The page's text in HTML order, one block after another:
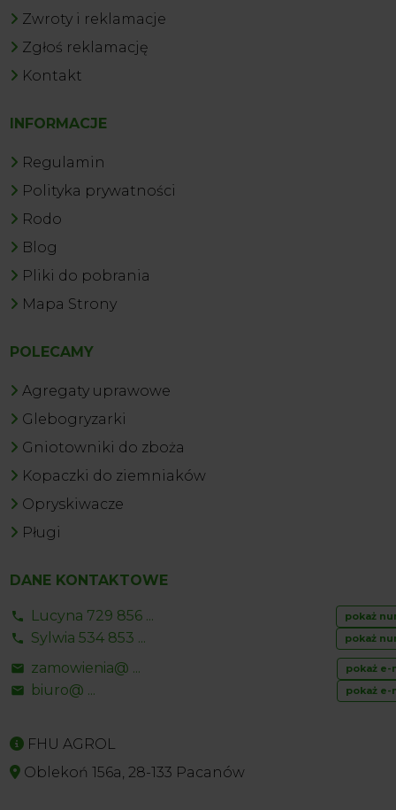
Zwroty i reklamacje
Zgłoś reklamację
Kontakt
INFORMACJE
Regulamin
Polityka prywatności
Rodo
Blog
Pliki do pobrania
Mapa Strony
POLECAMY
Agregaty uprawowe
Glebogryzarki
Gniotowniki do zboża
Kopaczki do ziemniaków
Opryskiwacze
Pługi
DANE KONTAKTOWE
Lucyna 729 856 ... pokaż
Sylwia 534 853 ... pokaż
zamowienia@ ... pokaż e-
biuro@ ... pokaż e-
FHU AGROL
Oblekoń 156a, 28-133 Pacanów